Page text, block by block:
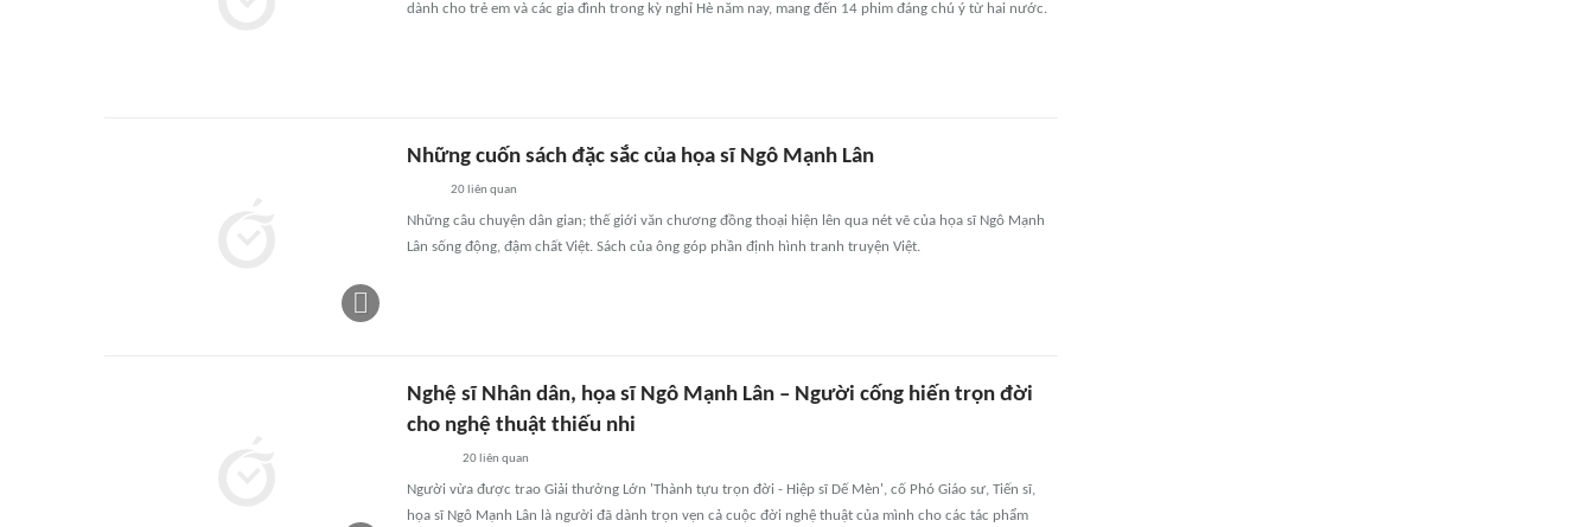
dành cho trẻ em và các gia đình trong kỳ nghỉ Hè năm nay, mang đến 14 phim đáng chú ý từ hai nước.
Những cuốn sách đặc sắc của họa sĩ Ngô Mạnh Lân
20liên quan
Những câu chuyện dân gian; thế giới văn chương đồng thoại hiện lên qua nét vẽ của họa sĩ Ngô Mạnh
Lân sống động, đậm chất Việt. Sách của ông góp phần định hình tranh truyện Việt.
Nghệ sĩ Nhân dân, họa sĩ Ngô Mạnh Lân – Người cống hiến trọn đời
cho nghệ thuật thiếu nhi
20 liên quan
Người vừa được trao Giải thưởng Lớn 'Thành tựu trọn đời - Hiệp sĩ Dế Mèn', cố Phó Giáo sư, Tiến sĩ,
họa sĩ Ngô Mạnh Lân là người đã dành trọn vẹn cả cuộc đời nghệ thuật của mình cho các tác phẩm